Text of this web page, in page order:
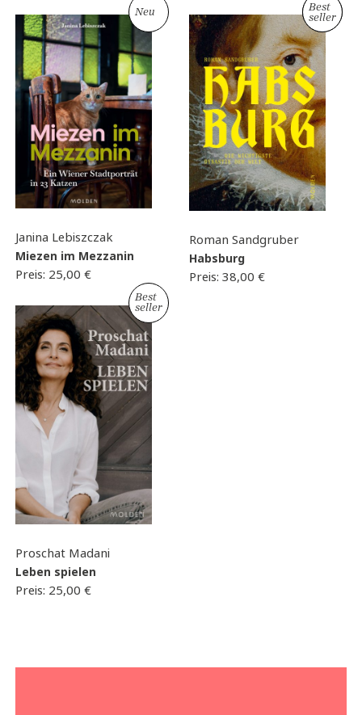
Neu
Janina Lebiszczak
Miezen im Mezzanin
Preis: 25,00 €
Neu
Best
seller
Roman Sandgruber
Habsburg
Preis: 38,00 €
Best
seller
Proschat Madani
Leben spielen
Preis: 25,00 €